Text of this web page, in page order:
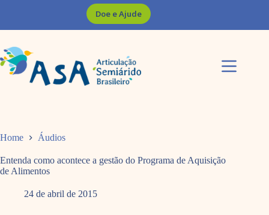
Doe e Ajude
Home Áudios
Entenda como acontece a gestão do Programa de Aquisição
de Alimentos
24 de abril de 2015